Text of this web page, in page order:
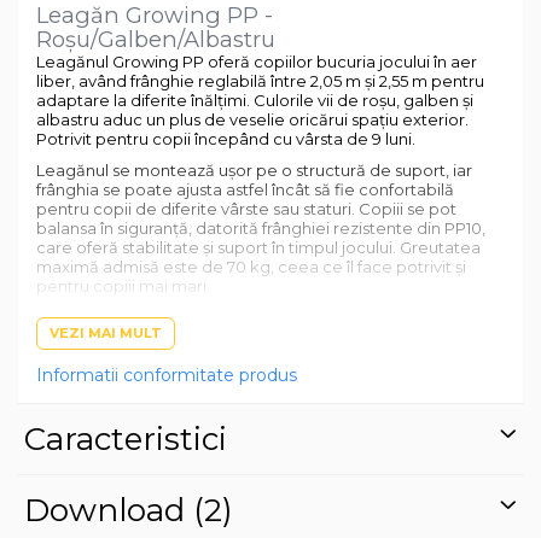
Leagăn Growing PP -
Roșu/Galben/Albastru
Leagănul Growing PP oferă copiilor bucuria jocului în aer
liber, având frânghie reglabilă între 2,05 m și 2,55 m pentru
adaptare la diferite înălțimi. Culorile vii de roșu, galben și
albastru aduc un plus de veselie oricărui spațiu exterior.
Potrivit pentru copii începând cu vârsta de 9 luni.
Leagănul se montează ușor pe o structură de suport, iar
frânghia se poate ajusta astfel încât să fie confortabilă
pentru copii de diferite vârste sau staturi. Copiii se pot
balansa în siguranță, datorită frânghiei rezistente din PP10,
care oferă stabilitate și suport în timpul jocului. Greutatea
maximă admisă este de 70 kg, ceea ce îl face potrivit și
pentru copiii mai mari.
Jocul cu leagănul îi ajută pe cei mici să își dezvolte echilibrul
și coordonarea, în timp ce se distrează în aer liber. Designul
colorat și materialele rezistente îl fac potrivit pentru utilizare
îndelungată în curte sau grădină.
Frânghie reglabilă: 2,05 m - 2,55 m
Culori: roșu, galben, albastru
Greutate maximă suportată: 70 kg
VEZI MAI MULT
Informatii conformitate produs
Caracteristici
Download (2)